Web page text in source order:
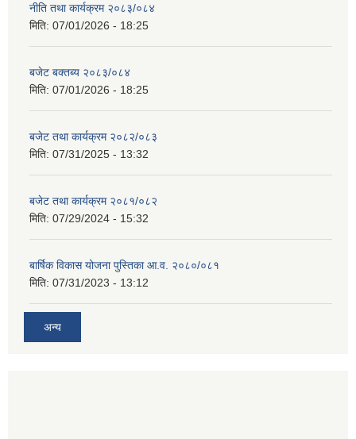
नीति तथा कार्यक्रम २०८३/०८४
मिति: 07/01/2026 - 18:25
बजेट बक्तब्य २०८३/०८४
मिति: 07/01/2026 - 18:25
बजेट तथा कार्यक्रम २०८२/०८३
मिति: 07/31/2025 - 13:32
बजेट तथा कार्यक्रम २०८१/०८२
मिति: 07/29/2024 - 15:32
बार्षिक विकास योजना पुस्तिका आ.व. २०८०/०८१
मिति: 07/31/2023 - 13:12
अन्य